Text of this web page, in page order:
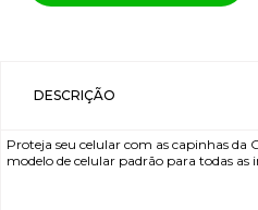
DESCRIÇÃO
Proteja seu celular com as capinhas da
modelo de celular padrão para todas as